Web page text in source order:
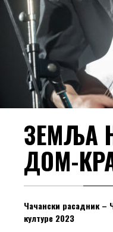
ЗЕМЉА
ДОМ-
Чачански расадник –
културе 2023